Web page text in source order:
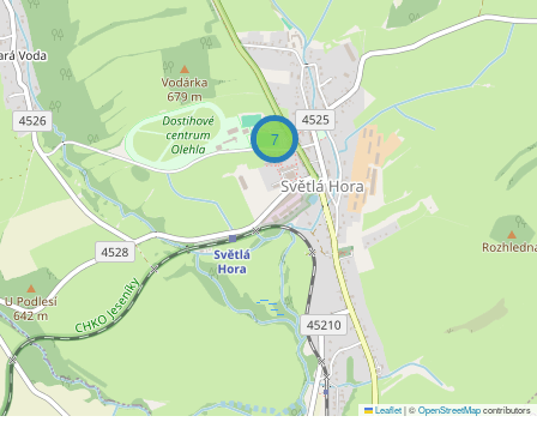
7
Leaflet|©OpenStreetMapcontributors